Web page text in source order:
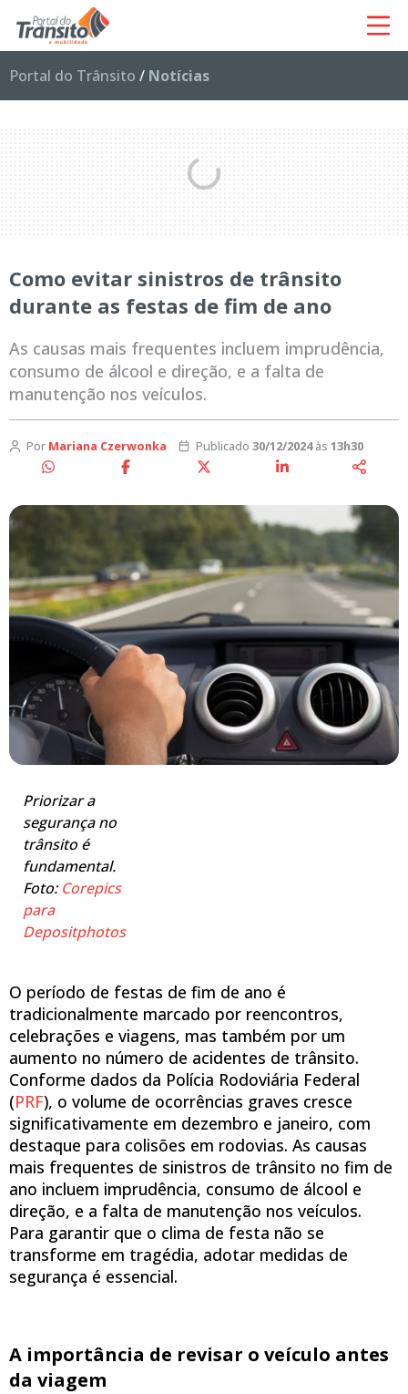
Portal do Trânsito / Notícias
Como evitar sinistros de trânsito
durante as festas de fim de ano
As causas mais frequentes incluem imprudência,
consumo de álcool e direção, e a falta de
manutenção nos veículos.
Por Mariana Czerwonka Publicado 30/12/2024às 13h30
Priorizar a
segurança no
trânsito é
fundamental.
Foto: Corepics
para
Depositphotos
O período de festas de fim de ano é
tradicionalmente marcado por reencontros,
celebrações e viagens, mas também por um
aumento no número de acidentes de trânsito.
Conforme dados da Polícia Rodoviária Federal
(PRF), o volume de ocorrências graves cresce
significativamente em dezembro e janeiro, com
destaque para colisões em rodovias. As causas
mais frequentes de sinistros de trânsito no fim de
ano incluem imprudência, consumo de álcool e
direção, e a falta de manutenção nos veículos.
Para garantir que o clima de festa não se
transforme em tragédia, adotar medidas de
segurança é essencial.
A importância de revisar o veículo antes
da viagem